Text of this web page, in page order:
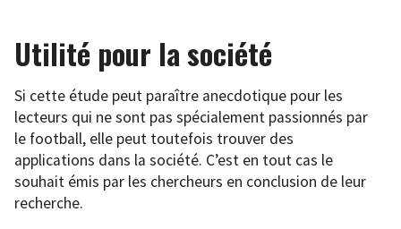
Utilité pour la société
Si cette étude peut paraître anecdotique pour les
lecteurs qui ne sont pas spécialement passionnés par
le football, elle peut toutefois trouver des
applications dans la société. C’est en tout cas le
souhait émis par les chercheurs en conclusion de leur
recherche.